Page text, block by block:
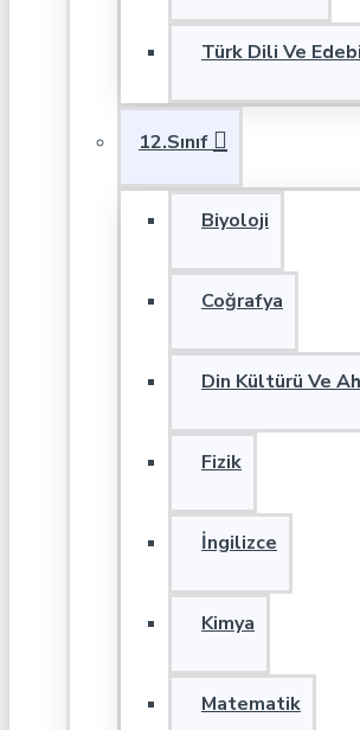
Türk Dili Ve
12.Sınıf
Biyoloji
Coğrafya
Din Kültürü Ve
Fizik
İngilizce
Kimya
Matematik